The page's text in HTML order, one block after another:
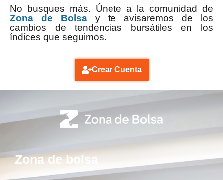
No busques más. Únete a la comunidad de
Zona de Bolsa y te avisaremos de los
cambios de tendencias bursátiles en los
índices que seguimos.
Crear Cuenta
Zona de bolsa